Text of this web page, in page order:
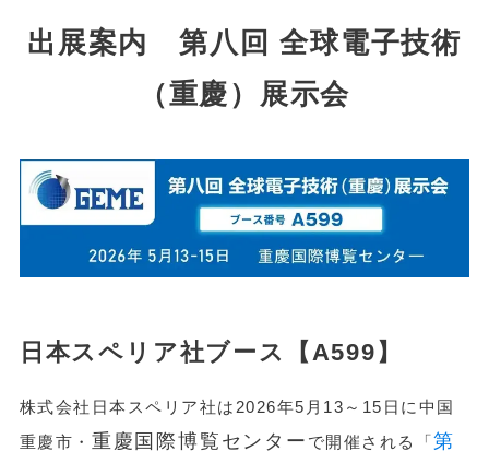
出展案内 第八回 全球電子技術
（重慶）展示会
日本スペリア社ブース【A599】
株式会社日本スペリア社は2026年5月13～15日に中国
重慶市・ 重慶国際博覧センター で開催される「第